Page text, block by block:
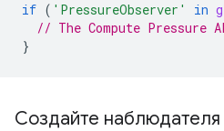
if ( 'PressureObserver' in
// The Compute Pressure
}
Создайте наблюдателя